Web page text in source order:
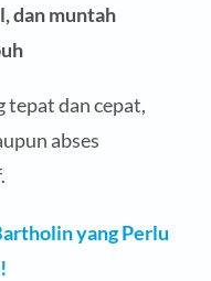
dan muntah
tepat dan cepat,
abses
yang Perlu